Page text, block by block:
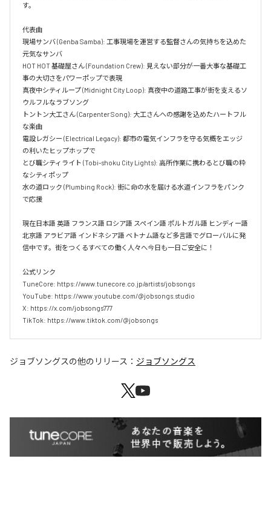
す。
代表曲
現場サンバ (Genba Samba): 工事現場を運営する監督さんの気持ちを込めた
元気なサンバ
HOT HOT 基礎屋さん (Foundation Crew): 見えない部分が一番大事な基礎工
事の大切さをパワーポップで表現
真夜中シティループ (Midnight City Loop): 真夜中の道路工事が街を支えるソ
ウルフルなラブソング
トントン大工さん (Carpenter Song): 大工さんへの感謝を込めたハートフル
な楽曲
電設レガシー (Electrical Legacy): 都市の電気インフラを守る気概をエッジ
の利いたヒップホップで
とび職シティライト (Tobi-shoku City Lights): 高所作業に携わるとび職の粋
なシティポップ
水の道ロック (Plumbing Rock): 街に命の水を届ける水道インフラをパンク
で応援
現在日本語 英語 フランス語 ロシア語 スペイン語 ポルトガル語 ヒンディー語
北京語 アラビア語 インドネシア語 ベトナム語など多言語でグローバルに発
信中です。街をつくるすべての働く人々へ今日も一日ご安全に！
公式リンク
TuneCore: https://www.tunecore.co.jp/artists/jobsongs
YouTube: https://www.youtube.com/@jobsongs.studio
X: https://x.com/jobsongs777
TikTok: https://www.tiktok.com/@jobsongs
ジョブソングスの他のリリース： ジョブソングス